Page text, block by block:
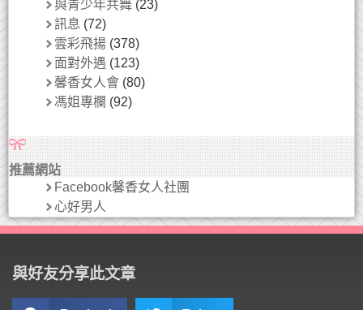
與青少年共舞 (23)
訊息 (72)
雲彩飛揚 (378)
面對外遇 (123)
馨香女人會 (80)
馮姐專欄 (92)
推薦網站
Facebook馨香女人社團
心好男人
與好友分享此文章